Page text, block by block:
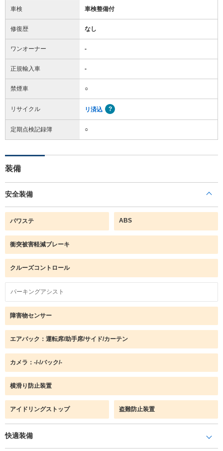
車検 車検整備付
修復歴 なし
ワンオーナー -
正規輸入車 -
禁煙車 ○
リサイクル リ済込
定期点検記録簿 ○
装備
安全装備
パワステ ABS
衝突被害軽減ブレーキ
クルーズコントロール
パーキングアシスト
障害物センサー
エアバック：運転席/助手席/サイド/カーテン
カメラ：-/-/バック/-
横滑り防止装置
アイドリングストップ 盗難防止装置
快適装備